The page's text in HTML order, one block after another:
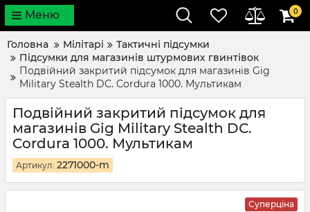
Меню 0
Головна Мілітарі
Тактичні підсумки
Підсумки для магазинів штурмових гвинтівок
Подвійний закритий підсумок для магазинів Gig
Military Stealth DС. Cordura 1000. Мультикам
Подвійний закритий підсумок для
магазинів Gig Military Stealth DС.
Cordura 1000. Мультикам
Артикул: 2271000-m
Суперціна